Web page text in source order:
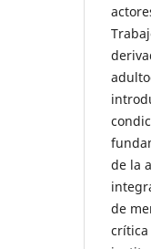
de la
de
crítica